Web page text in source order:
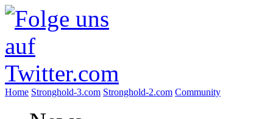
Home Stronghold-3.com Stronghold-2.com Community